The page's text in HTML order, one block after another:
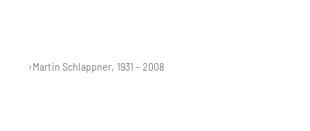
Martin Schlappner, 1931 – 2008